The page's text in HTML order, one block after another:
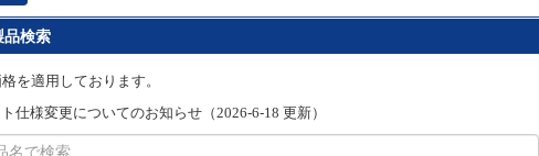
品検索
を適用しております。
ト仕様変更についてのお知らせ（2026-6-18 更新）